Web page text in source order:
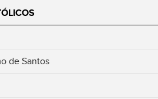
de Santos